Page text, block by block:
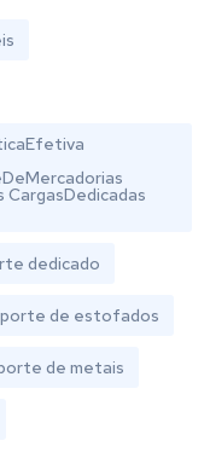
dedicado
de estofados
de metais